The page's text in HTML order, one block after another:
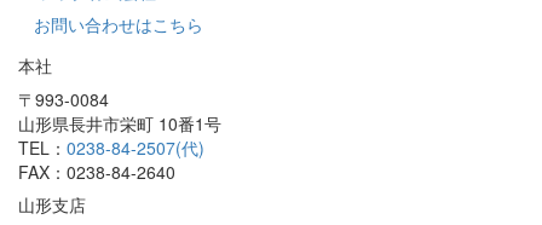
お問い合わせはこちら
本社
〒993-0084
山形県長井市栄町 10番1号
TEL： 0238-84-2507(代)
FAX：0238-84-2640
山形支店